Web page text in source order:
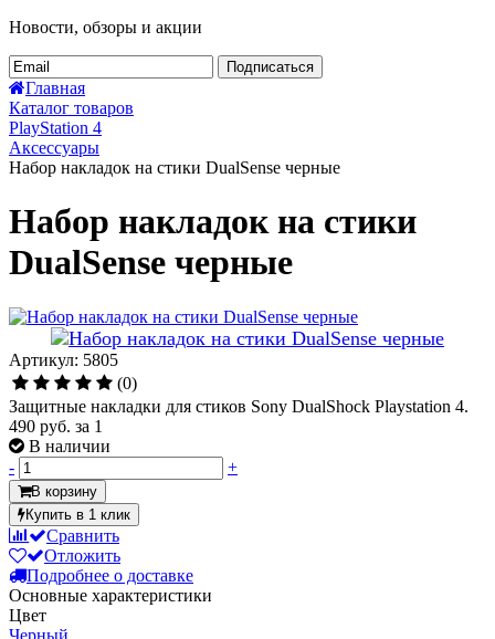
Новости, обзоры и акции
Подписаться
Главная
Каталог товаров
PlayStation 4
Аксессуары
Набор накладок на стики DualSense черные
Набор накладок на стики
DualSense черные
Артикул: 5805
(0)
Защитные накладки для стиков Sony DualShock Playstation 4.
490 руб. за 1
В наличии
-
+
В корзину
Купить в 1 клик
Сравнить
Отложить
Подробнее о доставке
Основные характеристики
Цвет
Черный